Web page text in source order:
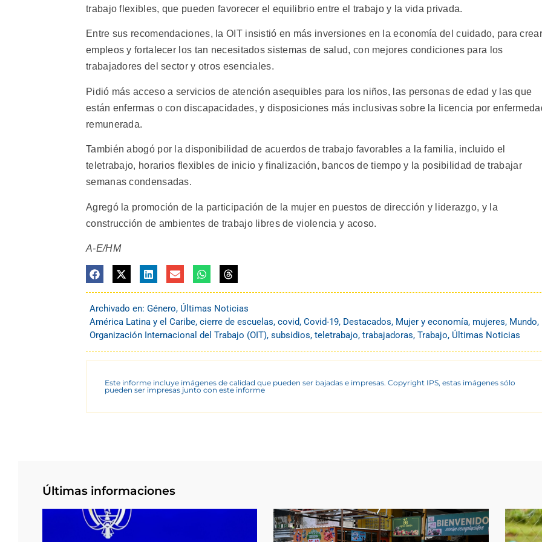
trabajo flexibles, que pueden favorecer el equilibrio entre el trabajo y la vida privada.
Entre sus recomendaciones, la OIT insistió en más inversiones en la economía del cuidado, para crear
empleos y fortalecer los tan necesitados sistemas de salud, con mejores condiciones para los
trabajadores del sector y otros esenciales.
Pidió más acceso a servicios de atención asequibles para los niños, las personas de edad y las que
están enfermas o con discapacidades, y disposiciones más inclusivas sobre la licencia por
remunerada.
También abogó por la disponibilidad de acuerdos de trabajo favorables a la familia, incluido el
teletrabajo, horarios flexibles de inicio y finalización, bancos de tiempo y la posibilidad de trabajar
semanas condensadas.
Agregó la promoción de la participación de la mujer en puestos de dirección y liderazgo, y la
construcción de ambientes de trabajo libres de violencia y acoso.
A-E/HM
Archivado en: Género, Últimas Noticias
América Latina y el Caribe, cierre de escuelas, covid, Covid-19, Destacados, Mujer y economía, mujeres, Mundo,
Organización Internacional del Trabajo (OIT), subsidios, teletrabajo, trabajadoras, Trabajo, Últimas Noticias
Este informe incluye imágenes de calidad que pueden ser bajadas e impresas. Copyright IPS, estas imágenes sólo
pueden ser impresas junto con este informe
Últimas informaciones